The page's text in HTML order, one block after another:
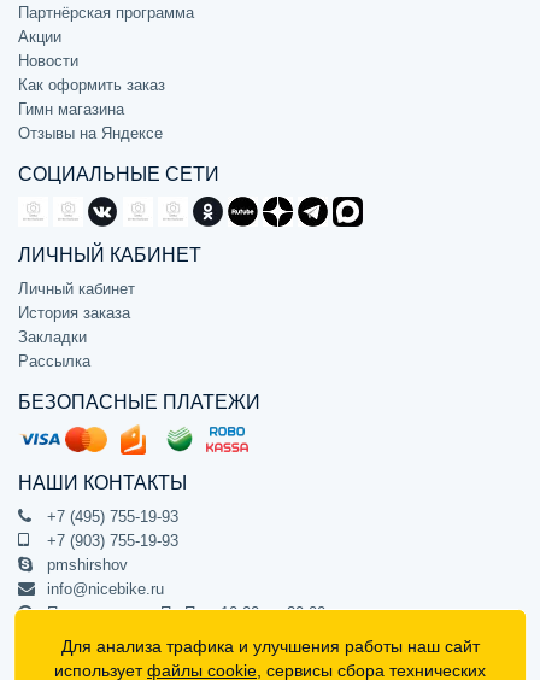
Партнёрская программа
Акции
Новости
Как оформить заказ
Гимн магазина
Отзывы на Яндексе
СОЦИАЛЬНЫЕ СЕТИ
ЛИЧНЫЙ КАБИНЕТ
Личный кабинет
История заказа
Закладки
Рассылка
БЕЗОПАСНЫЕ ПЛАТЕЖИ
НАШИ КОНТАКТЫ
+7 (495) 755-19-93
+7 (903) 755-19-93
pmshirshov
info@nicebike.ru
Прием звонков Пн-Пт с 10:00 до 20:00
ПВЗ Пн-Пт с 10:00 до 20:00
г. Москва, ул. Барклая 13с1
Для анализа трафика и улучшения работы наш сайт
используетфайлы cookie , сервисы сбора технических